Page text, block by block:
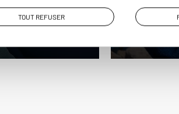
TOUT REFUSER 8 jours / 7